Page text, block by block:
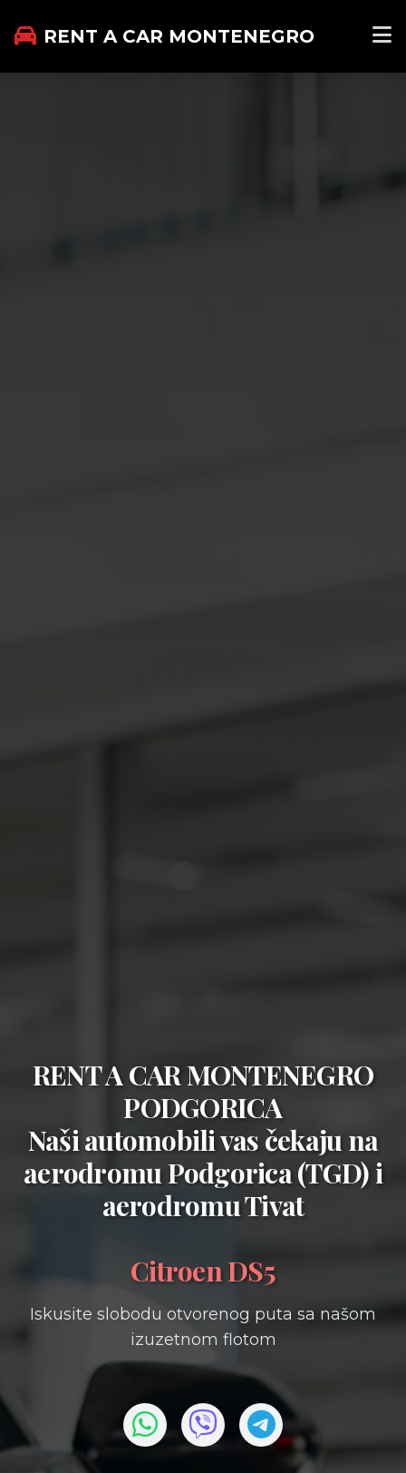
RENT A CAR MONTENEGRO
RENT A CAR MONTENEGRO
PODGORICA
Naši automobili vas čekaju na
aerodromu Podgorica (TGD) i
aerodromu Tivat
Citroen DS5
Iskusite slobodu otvorenog puta sa našom
izuzetnom flotom